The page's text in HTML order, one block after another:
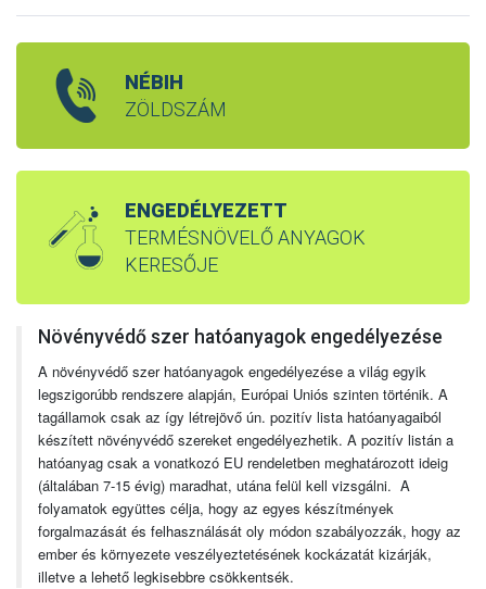
NÉBIH
ZÖLDSZÁM
ENGEDÉLYEZETT
TERMÉSNÖVELŐ ANYAGOK
KERESŐJE
Növényvédő szer hatóanyagok engedélyezése
A növényvédő szer hatóanyagok engedélyezése a világ egyik
legszigorúbb rendszere alapján, Európai Uniós szinten történik. A
tagállamok csak az így létrejövő ún. pozitív lista hatóanyagaiból
készített növényvédő szereket engedélyezhetik. A pozitív listán a
hatóanyag csak a vonatkozó EU rendeletben meghatározott ideig
(általában 7-15 évig) maradhat, utána felül kell vizsgálni. A
folyamatok együttes célja, hogy az egyes készítmények
forgalmazását és felhasználását oly módon szabályozzák, hogy az
ember és környezete veszélyeztetésének kockázatát kizárják,
illetve a lehető legkisebbre csökkentsék.